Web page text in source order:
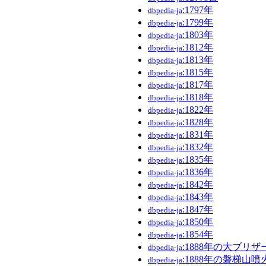
dbpedia-ja:1797年
dbpedia-ja:1799年
dbpedia-ja:1803年
dbpedia-ja:1812年
dbpedia-ja:1813年
dbpedia-ja:1815年
dbpedia-ja:1817年
dbpedia-ja:1818年
dbpedia-ja:1822年
dbpedia-ja:1828年
dbpedia-ja:1831年
dbpedia-ja:1832年
dbpedia-ja:1835年
dbpedia-ja:1836年
dbpedia-ja:1842年
dbpedia-ja:1843年
dbpedia-ja:1847年
dbpedia-ja:1850年
dbpedia-ja:1854年
dbpedia-ja:1888年の大ブリザ
dbpedia-ja:1888年の磐梯山噴